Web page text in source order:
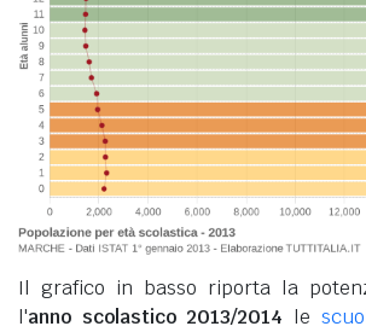
Il grafico in basso riporta la
l'anno scolastico 2013/2014 le